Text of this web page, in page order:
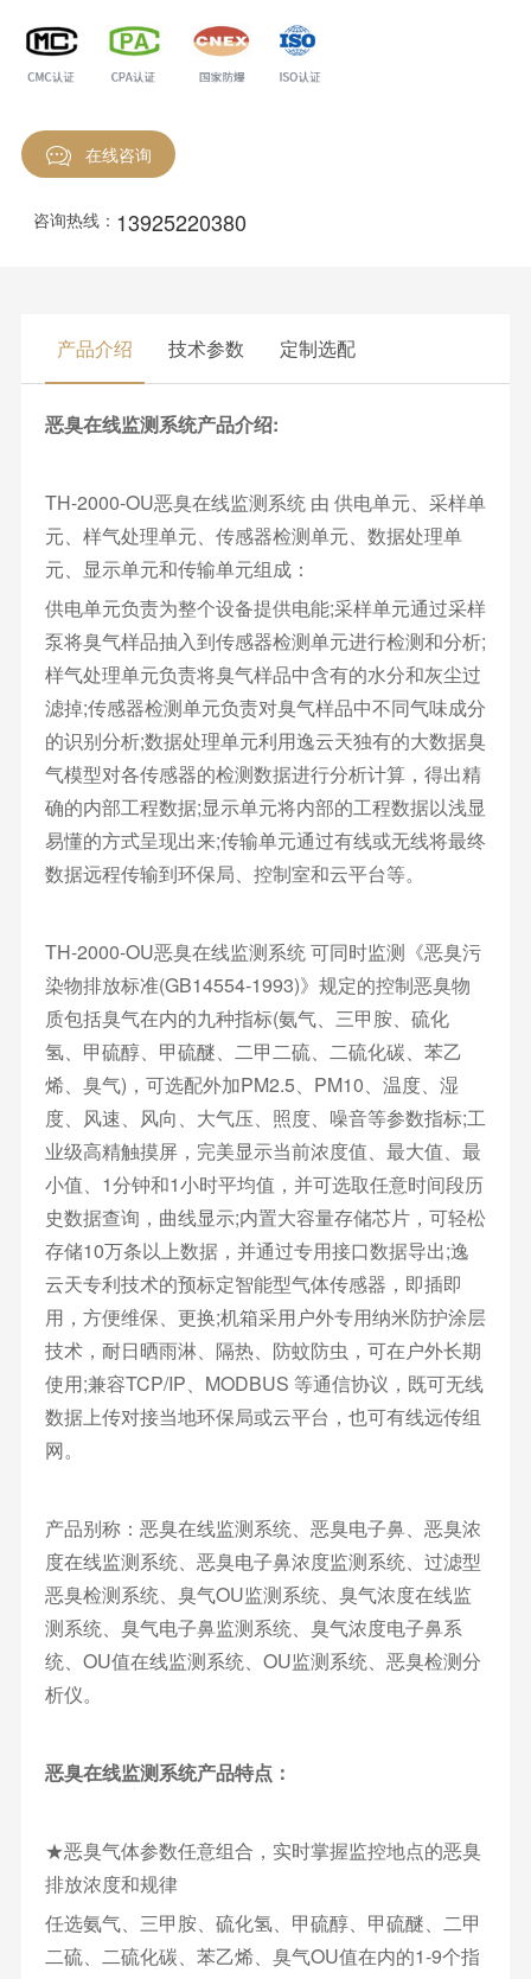
在线咨询
咨询热线： 13925220380
产品介绍 技术参数 定制选配
恶臭在线监测系统产品介绍:
TH-2000-OU恶臭在线监测系统 由 供电单元、采样单
元、样气处理单元、传感器检测单元、数据处理单
元、显示单元和传输单元组成：
供电单元负责为整个设备提供电能;采样单元通过采样
泵将臭气样品抽入到传感器检测单元进行检测和分析;
样气处理单元负责将臭气样品中含有的水分和灰尘过
滤掉;传感器检测单元负责对臭气样品中不同气味成分
的识别分析;数据处理单元利用逸云天独有的大数据臭
气模型对各传感器的检测数据进行分析计算，得出精
确的内部工程数据;显示单元将内部的工程数据以浅显
易懂的方式呈现出来;传输单元通过有线或无线将最终
数据远程传输到环保局、控制室和云平台等。
TH-2000-OU恶臭在线监测系统 可同时监测《恶臭污
染物排放标准(GB14554-1993)》规定的控制恶臭物
质包括臭气在内的九种指标(氨气、三甲胺、硫化
氢、甲硫醇、甲硫醚、二甲二硫、二硫化碳、苯乙
烯、臭气)，可选配外加PM2.5、PM10、温度、湿
度、风速、风向、大气压、照度、噪音等参数指标;工
业级高精触摸屏，完美显示当前浓度值、最大值、最
小值、1分钟和1小时平均值，并可选取任意时间段历
史数据查询，曲线显示;内置大容量存储芯片，可轻松
存储10万条以上数据，并通过专用接口数据导出;逸
云天专利技术的预标定智能型气体传感器，即插即
用，方便维保、更换;机箱采用户外专用纳米防护涂层
技术，耐日晒雨淋、隔热、防蚊防虫，可在户外长期
使用;兼容TCP/IP、MODBUS 等通信协议，既可无线
数据上传对接当地环保局或云平台，也可有线远传组
网。
产品别称：恶臭在线监测系统、恶臭电子鼻、恶臭浓
度在线监测系统、恶臭电子鼻浓度监测系统、过滤型
恶臭检测系统、臭气OU监测系统、臭气浓度在线监
测系统、臭气电子鼻监测系统、臭气浓度电子鼻系
统、OU值在线监测系统、OU监测系统、恶臭检测分
析仪。
恶臭在线监测系统产品特点：
★恶臭气体参数任意组合，实时掌握监控地点的恶臭
排放浓度和规律
任选氨气、三甲胺、硫化氢、甲硫醇、甲硫醚、二甲
二硫、二硫化碳、苯乙烯、臭气OU值在内的1-9个指